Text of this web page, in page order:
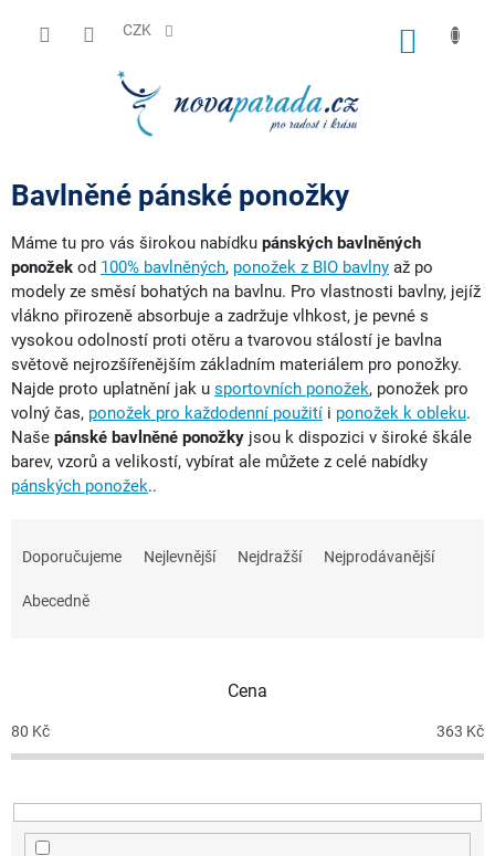
CZK
Bavlněné pánské ponožky
Máme tu pro vás širokou nabídku pánských bavlněných
ponožek od 100% bavlněných, ponožek z BIO bavlny až po
modely ze směsí bohatých na bavlnu. Pro vlastnosti bavlny, jejíž
vlákno přirozeně absorbuje a zadržuje vlhkost, je pevné s
vysokou odolností proti otěru a tvarovou stálostí je bavlna
světově nejrozšířenějším základním materiálem pro ponožky.
Najde proto uplatnění jak u sportovních ponožek, ponožek pro
volný čas, ponožek pro každodenní použití i ponožek k obleku.
Naše pánské bavlněné ponožky jsou k dispozici v široké škále
barev, vzorů a velikostí, vybírat ale můžete z celé nabídky
pánských ponožek..
u
k
ů
Doporučujeme Nejlevnější Nejdražší Nejprodávanější
Abecedně
Cena
80 Kč 363 Kč